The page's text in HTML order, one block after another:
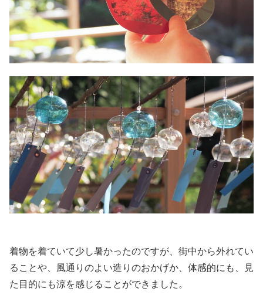
着物を着ていて少し暑かったのですが、街中から外れてい
ることや、風通りのよい造りのおかげか、体感的にも、見
た目的にも涼を感じることができました。